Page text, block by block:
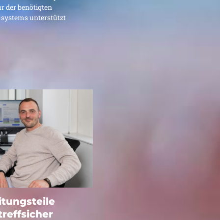
der benötigten
unterstützt